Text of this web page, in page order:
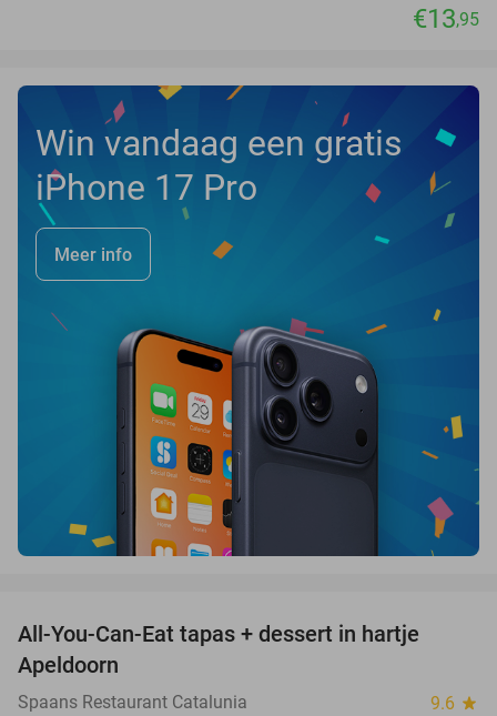
€13,95
Win vandaag een gratis
iPhone 17 Pro
Meer info
All-You-Can-Eat tapas + dessert in hartje
Apeldoorn
Spaans Restaurant Catalunia 9.6 star